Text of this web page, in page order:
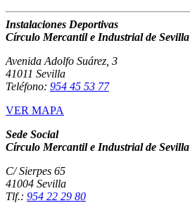
Instalaciones Deportivas
Círculo Mercantil e Industrial de Sevilla
Avenida Adolfo Suárez, 3
41011 Sevilla
Teléfono: 954 45 53 77
VER MAPA
Sede Social
Círculo Mercantil e Industrial de Sevilla
C/ Sierpes 65
41004 Sevilla
Tlf.: 954 22 29 80